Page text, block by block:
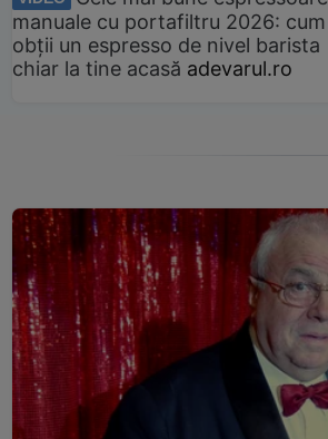
manuale cu portafiltru 2026: cum
obții un espresso de nivel barista
chiar la tine acasă adevarul.ro